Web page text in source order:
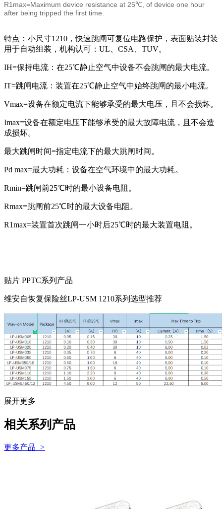
R1max=Maximum device resistance at 25℃, of device one hour
after being tripped the first time.
特点：小尺寸1210，快速跳闸可复位电路保护，表面贴装封装
用于自动组装，机构认可：UL、CSA、TUV。
IH=保持电流：在25℃静止空气中设备不会跳闸的最大电流。
IT=跳闸电流：装置在25℃静止空气中始终跳闸的最小电流。
Vmax=设备在额定电流下能够承受的最大电压，且不会损坏。
Imax=设备在额定电压下能够承受的最大故障电流，且不会造
成损坏。
最大跳闸时间=指定电流下的最大跳闸时间。
Pd max=最大功耗：设备在空气环境中的最大功耗。
Rmin=跳闸前25℃时的最小设备电阻。
Rmax=跳闸前25℃时的最大设备电阻。
R1max=装置首次跳闸一小时后25℃时的最大装置电阻。
贴片 PPTC系列产品
维安自恢复保险丝LP-USM 1210系列选型推荐
展开更多
相关系列产品
更多产品 >